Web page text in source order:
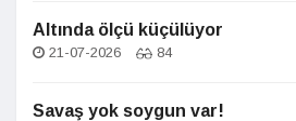
Altında ölçü küçülüyor
21-07-2026 84
Savaş yok soygun var!